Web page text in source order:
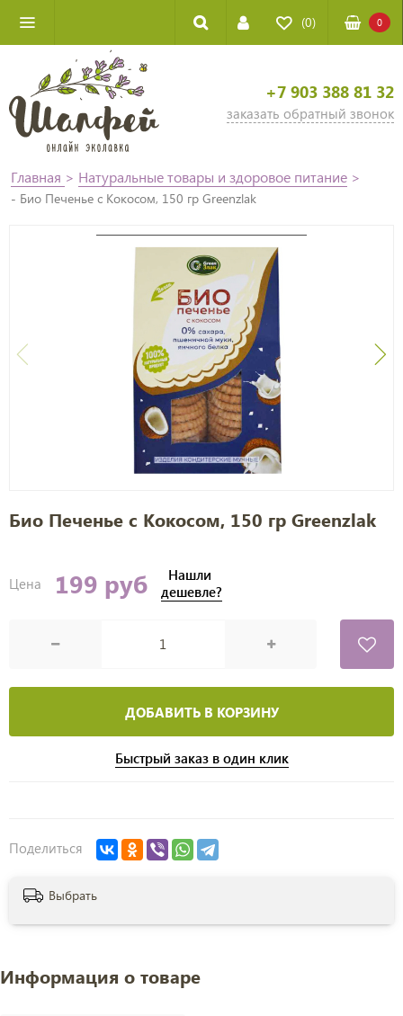
(0) 0
+7 903 388 81 32
заказать обратный звонок
Главная > Натуральные товары и здоровое питание >
- Био Печенье с Кокосом, 150 гр Greenzlak
Био Печенье с Кокосом, 150 гр Greenzlak
Цена 199 руб
Нашли
дешевле?
ДОБАВИТЬ В КОРЗИНУ
Быстрый заказ в один клик
Поделиться
Выбрать
Информация о товаре